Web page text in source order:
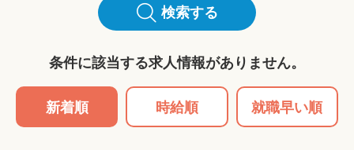
検索する
条件に該当する求人情報がありません。
新着順 時給順 就職早い順